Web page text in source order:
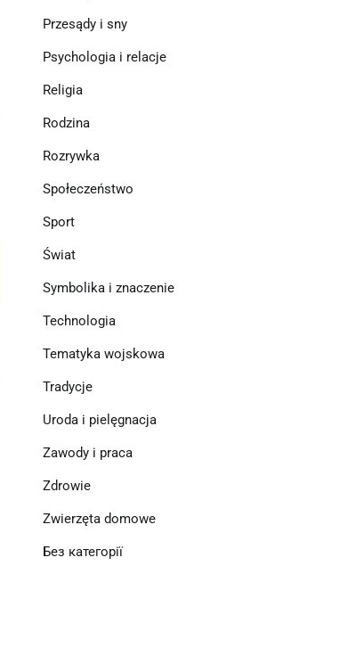
Przesądy i sny
Psychologia i relacje
Religia
Rodzina
Rozrywka
Społeczeństwo
Sport
Świat
Symbolika i znaczenie
Technologia
Tematyka wojskowa
Tradycje
Uroda i pielęgnacja
Zawody i praca
Zdrowie
Zwierzęta domowe
Без категорії